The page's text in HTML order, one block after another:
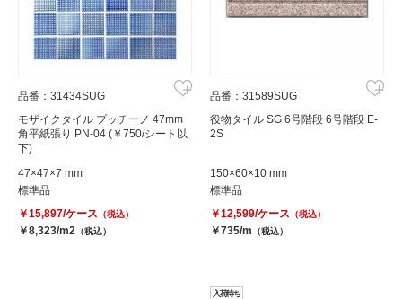
品番：31434SUG
モザイクタイル プッチーノ 47mm
角平紙張り PN-04 (￥750/シート以
下)
47×47×7 mm
標準品
￥15,897/ケース （税込）
￥8,323/m2 （税込）
品番：31589SUG
役物タイル SG 6号階段 6号階段 E-
2S
150×60×10 mm
標準品
￥12,599/ケース （税込）
￥735/m （税込）
入荷待ち